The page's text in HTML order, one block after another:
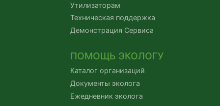
Утилизаторам
Техническая поддержка
Демонстрация Сервиса
ПОМОЩЬ ЭКОЛОГУ
Каталог организаций
Документы эколога
Ежедневник эколога